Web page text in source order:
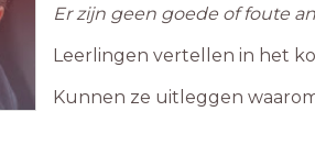
Er zijn geen goede of foute
Leerlingen vertellen in het
Kunnen ze uitleggen